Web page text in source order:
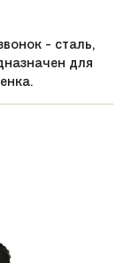
- сталь,
для